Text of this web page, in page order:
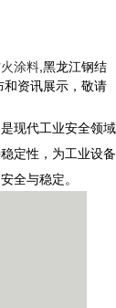
涂料,黑龙江钢结
资讯展示，敬请
是现代工业安全领域
定性，为工业设备
全与稳定。